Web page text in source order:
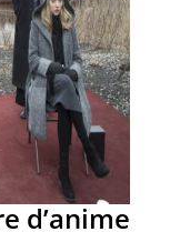
d’anime